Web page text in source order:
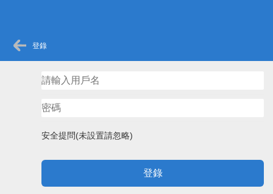
登錄
安全提問(未設置請忽略)
登錄